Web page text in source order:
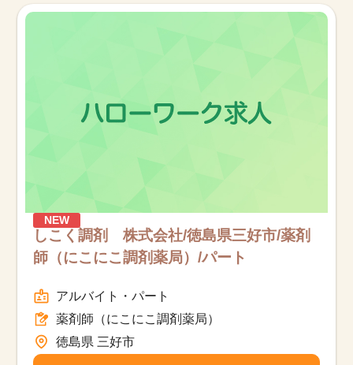
NEW
しこく調剤 株式会社/徳島県三好市/薬剤
師（にこにこ調剤薬局）/パート
アルバイト・パート
薬剤師（にこにこ調剤薬局）
徳島県 三好市